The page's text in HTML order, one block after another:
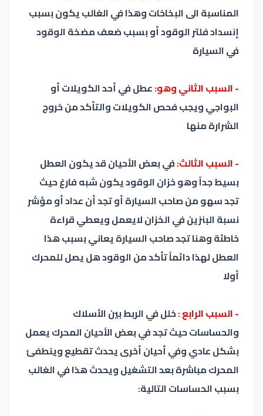
المناسبة الى البخاخات وهذا في الغالب يكون بسبب
إنسداد فلتر الوقود أو بسبب ضعف مضخة الوقود
في السيارة
- السبب الثاني وهو:عطل في أحد الكويلات أو
البواجي ويجب فحص الكويلات والتأكد من خروج
الشرارة منها
- السبب الثالث:في بعض الأحيان قد يكون العطل
بسيط جداً وهو خزان الوقود يكون شبه فارغ حيث
تجد سهو من صاحب السيارة أو تجد أن عداد أو مؤشر
نسبة البنزين في الخزان لايعمل ويعطي قراءة
خاطئة وهنا تجد صاحب السيارة يعاني بسبب هذا
العطل لهذا دائماً تأكد من الوقود هل يصل للمحرك
أولا
- السبب الرابع :خلل في الربط بين الأسلاك
والحساسات حيث تجد في بعض الأحيان المحرك يعمل
بشكل عادي وفي أحيان أخرى يحدث تقطيع وينطفئ
المحرك مباشرة بعد التشغيل ويحدث هذا في الغالب
بسبب الحساسات التالية: